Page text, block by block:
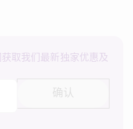
取我们最新独家优惠及
确认